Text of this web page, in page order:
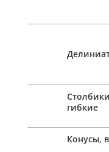
гибкие
Конусы,